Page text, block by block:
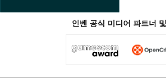
인벤 공식 미디어 파트너